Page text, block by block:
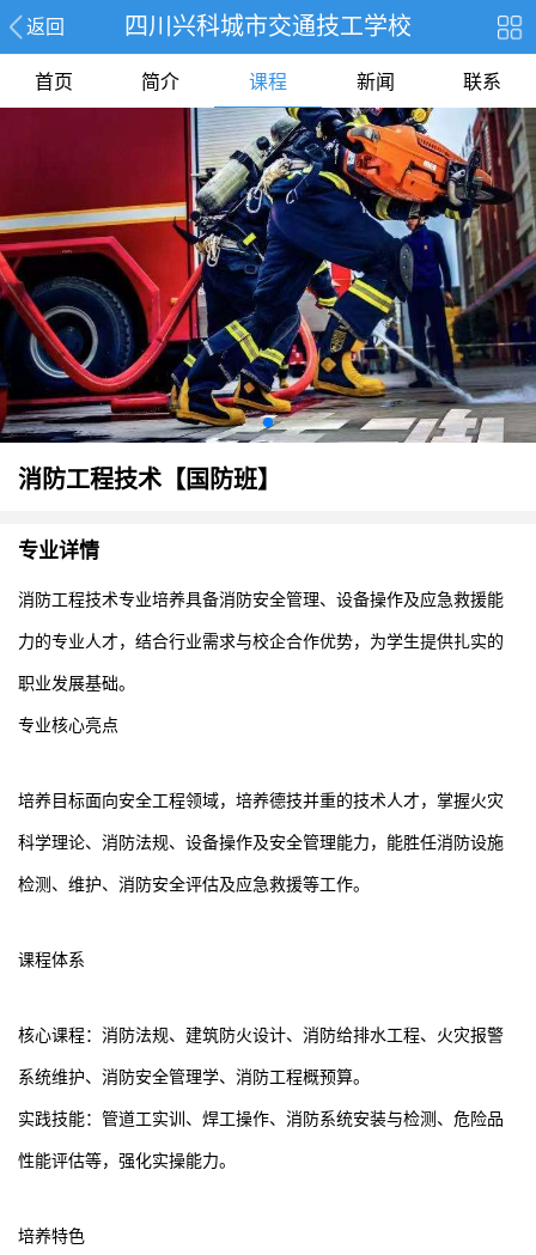
返回 四川兴科城市交通技工学校
首页 简介 课程 新闻 联系
消防工程技术【国防班】
专业详情
消防工程技术专业培养具备消防安全管理、设备操作及应急救援能
力的专业人才，结合行业需求与校企合作优势，为学生提供扎实的
职业发展基础。
专业核心亮点
培养目标面向安全工程领域，培养德技并重的技术人才，掌握火灾
科学理论、消防法规、设备操作及安全管理能力，能胜任消防设施
检测、维护、消防安全评估及应急救援等工作。
课程体系
核心课程：消防法规、建筑防火设计、消防给排水工程、火灾报警
系统维护、消防安全管理学、消防工程概预算。
实践技能：管道工实训、焊工操作、消防系统安装与检测、危险品
性能评估等，强化实操能力。
培养特色